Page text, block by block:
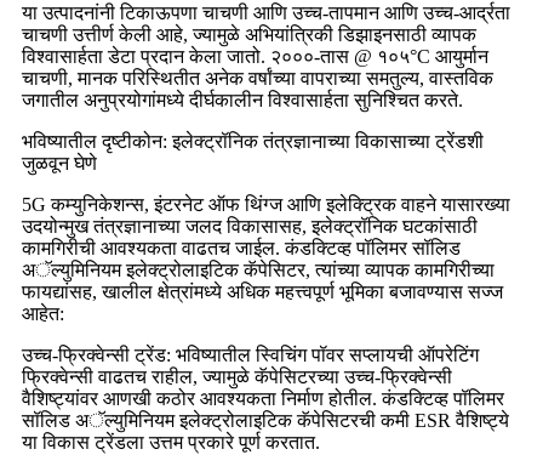
या उत्पादनांनी टिकाऊपणा चाचणी आणि उच्च-तापमान आणि उच्च-आर्द्रता
चाचणी उत्तीर्ण केली आहे, ज्यामुळे अभियांत्रिकी डिझाइनसाठी व्यापक
विश्वासार्हता डेटा प्रदान केला जातो. २०००-तास @ १०५°C आयुर्मान
चाचणी, मानक परिस्थितीत अनेक वर्षांच्या वापराच्या समतुल्य, वास्तविक
जगातील अनुप्रयोगांमध्ये दीर्घकालीन विश्वासार्हता सुनिश्चित करते.
भविष्यातील दृष्टीकोन: इलेक्ट्रॉनिक तंत्रज्ञानाच्या विकासाच्या ट्रेंडशी
जुळवून घेणे
5G कम्युनिकेशन्स, इंटरनेट ऑफ थिंग्ज आणि इलेक्ट्रिक वाहने यासारख्या
उदयोन्मुख तंत्रज्ञानाच्या जलद विकासासह, इलेक्ट्रॉनिक घटकांसाठी
कामगिरीची आवश्यकता वाढतच जाईल. कंडक्टिव्ह पॉलिमर सॉलिड
अॅल्युमिनियम इलेक्ट्रोलाइटिक कॅपेसिटर, त्यांच्या व्यापक कामगिरीच्या
फायद्यांसह, खालील क्षेत्रांमध्ये अधिक महत्त्वपूर्ण भूमिका बजावण्यास सज्ज
आहेत:
उच्च-फ्रिक्वेन्सी ट्रेंड: भविष्यातील स्विचिंग पॉवर सप्लायची ऑपरेटिंग
फ्रिक्वेन्सी वाढतच राहील, ज्यामुळे कॅपेसिटरच्या उच्च-फ्रिक्वेन्सी
वैशिष्ट्यांवर आणखी कठोर आवश्यकता निर्माण होतील. कंडक्टिव्ह पॉलिमर
सॉलिड अॅल्युमिनियम इलेक्ट्रोलाइटिक कॅपेसिटरची कमी ESR वैशिष्ट्ये
या विकास ट्रेंडला उत्तम प्रकारे पूर्ण करतात.